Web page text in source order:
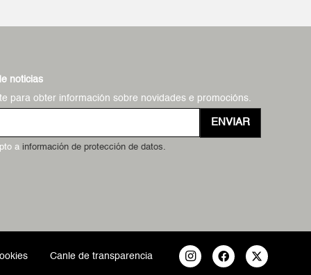
noticias
para obter información sobre novidades e promocións.
ENVIAR
a información de protección de datos.
Canle de transparencia